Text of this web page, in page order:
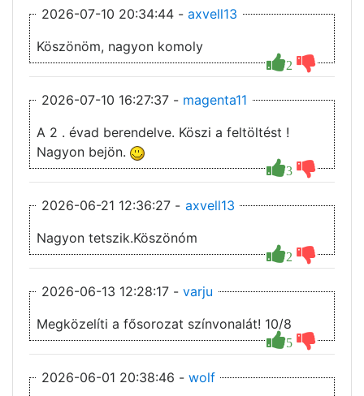
2026-07-10 20:34:44 - axvell13
2
Köszönöm, nagyon komoly
2026-07-10 16:27:37 - magenta11
3
A 2 . évad berendelve. Köszi a feltöltést !
Nagyon bejön.
2026-06-21 12:36:27 - axvell13
2
Nagyon tetszik.Köszönóm
2026-06-13 12:28:17 - varju
5
Megközelíti a fősorozat színvonalát! 10/8
2026-06-01 20:38:46 - wolf